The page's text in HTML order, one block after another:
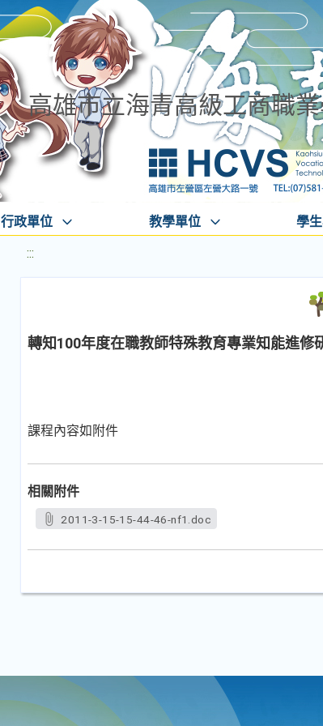
高雄市立海青高級工商職
行政單位 教學單位 學
:::
轉知100年度在職教師特殊教育專業知能進修
課程內容如附件
相關附件
2011-3-15-15-44-46-nf1.doc